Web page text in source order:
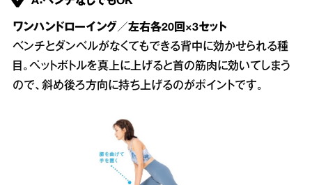
ワンハンドローイング／左右各20回×3セット
ベンチとダンベルがなくてもできる背中に効かせられる種
目。ペットボトルを真上に上げると首の筋肉に効いてしまう
ので、斜め後ろ方向に持ち上げるのがポイントです。